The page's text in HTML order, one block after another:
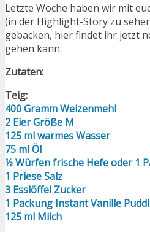
Letzte Woche haben wir mit
(in der Highlight-Story zu
gebacken, hier findet ihr jetzt
gehen kann.
Zutaten:
Teig:
400 Gramm Weizenmehl
2 Eier Größe M
125 ml warmes Wasser
75 ml Öl
½ Würfen frische Hefe oder 1
1 Priese Salz
3 Esslöffel Zucker
1 Packung Instant Vanille
125 ml Milch